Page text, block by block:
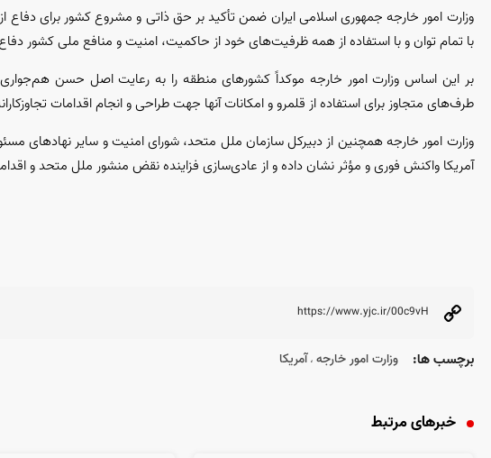
با تمام توان و با استفاده از همه ظرفیت‌های خود از حاکمیت، امنیت و منافع ملی کشور
بر این اساس وزارت امور خارجه موکداً کشور‌های منطقه را به رعایت اصل حسن هم‌جواری
طرف‌های متجاوز برای استفاده از قلمرو و امکانات آنها جهت طراحی و انجام اقدامات
وزارت امور خارجه همچنین از دبیرکل سازمان ملل متحد، شورای امنیت و سایر نهاد‌های
آمریکا واکنش فوری و مؤثر نشان داده و از عادی‌سازی فزاینده نقض منشور ملل متحد و
برچسب ها: وزارت امور خارجه ، آمریکا
خبرهای مرتبط